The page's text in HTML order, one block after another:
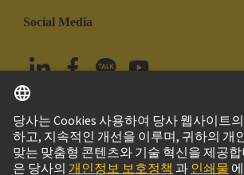
Social Media
대한민국 한국어